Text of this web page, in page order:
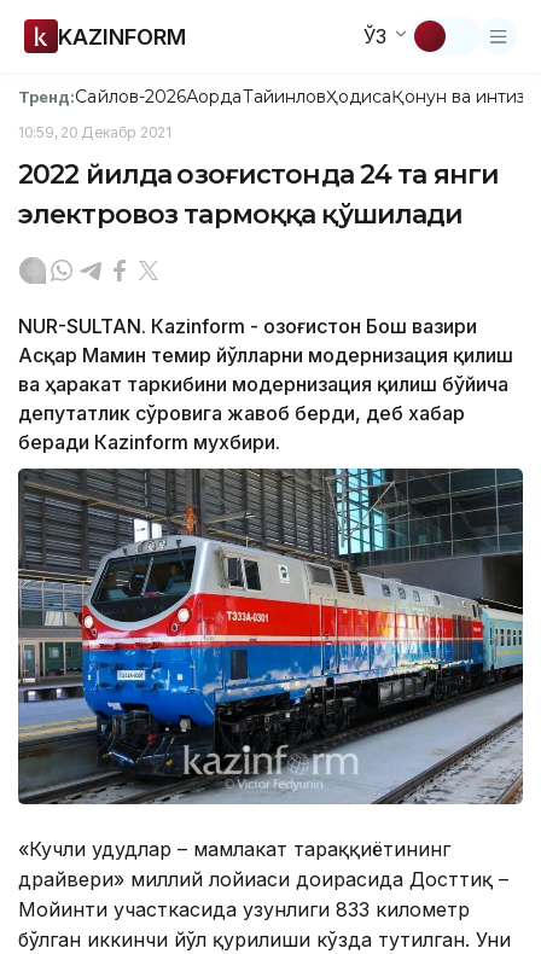
KAZINFORM ЎЗ
Тренд:Сайлов-2026АқордаТайинловҲодисаҚонун ва
10:59, 20 Декабр 2021
2022 йилда Қозоғистонда 24 та янги
электровоз тармоққа қўшилади
NUR-SULTAN. Кazinform - Қозоғистон Бош вазири
Асқар Мамин темир йўлларни модернизация қилиш
ва ҳаракат таркибини модернизация қилиш бўйича
депутатлик сўровига жавоб берди, деб хабар
беради Кazinform мухбири.
«Кучли ҳудудлар – мамлакат тараққиётининг
драйвери» миллий лойиҳаси доирасида Досттиқ –
Мойинти участкасида узунлиги 833 километр
бўлган иккинчи йўл қурилиши кўзда тутилган. Уни